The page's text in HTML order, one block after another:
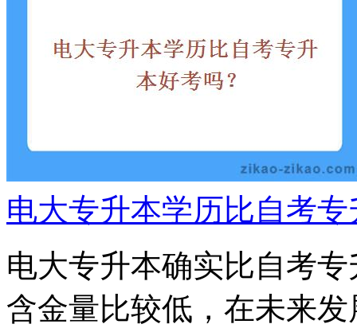
电大专升本学历比自考
电大专升本确实比自考
含金量比较低，在未来